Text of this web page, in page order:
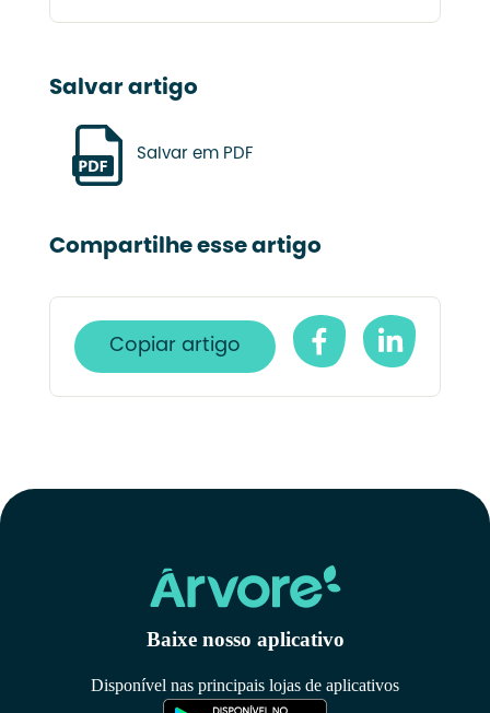
Salvar artigo
Salvar em PDF
Compartilhe esse artigo
Copiar artigo
Baixe nosso aplicativo
Disponível nas principais lojas de aplicativos